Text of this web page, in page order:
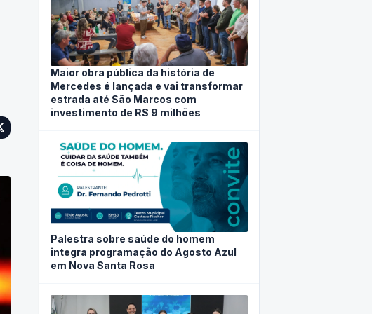
Maior obra pública da história de
Mercedes é lançada e vai transformar
estrada até São Marcos com
investimento de R$ 9 milhões
Palestra sobre saúde do homem
integra programação do Agosto Azul
em Nova Santa Rosa